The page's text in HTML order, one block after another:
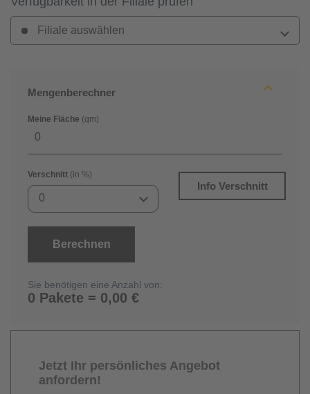
Filiale auswählen
Mengenberechner
Meine Fläche (qm)
Verschnitt (in %)
0
Info Verschnitt
Berechnen
Sie benötigen eine Anzahl von:
0 Pakete = 0,00 €
Jetzt Ihr persönliches Angebot
anfordern!